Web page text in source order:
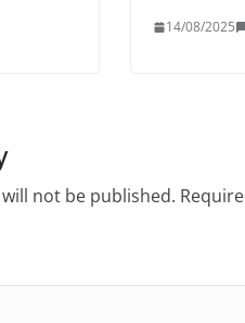
14/08/2025
not be published.